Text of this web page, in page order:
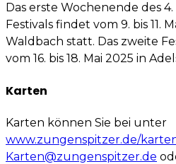
Das erste Wochenende des
Festivals findet vom 9. bis 11.
Waldbach statt. Das zweite
vom 16. bis 18. Mai 2025 in
Karten
Karten können Sie bei unter
www.zungenspitzer.de/
Karten@zungenspitzer.de